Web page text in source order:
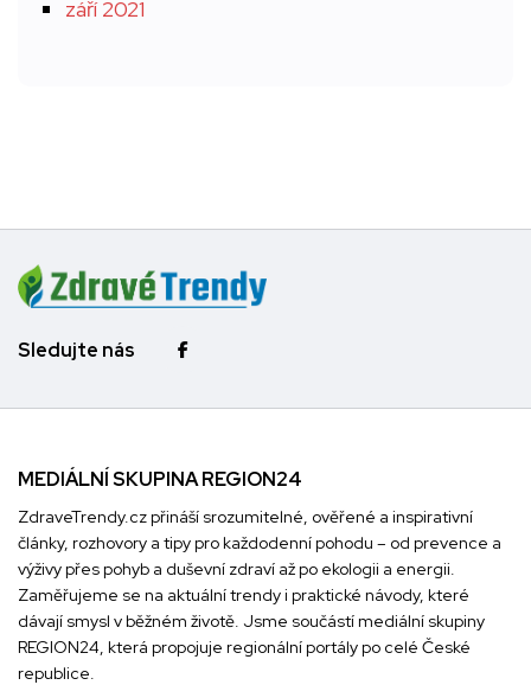
září 2021
Sledujte nás
MEDIÁLNÍ SKUPINA REGION24
ZdraveTrendy.cz přináší srozumitelné, ověřené a inspirativní
články, rozhovory a tipy pro každodenní pohodu – od prevence a
výživy přes pohyb a duševní zdraví až po ekologii a energii.
Zaměřujeme se na aktuální trendy i praktické návody, které
dávají smysl v běžném životě. Jsme součástí mediální skupiny
REGION24, která propojuje regionální portály po celé České
republice.